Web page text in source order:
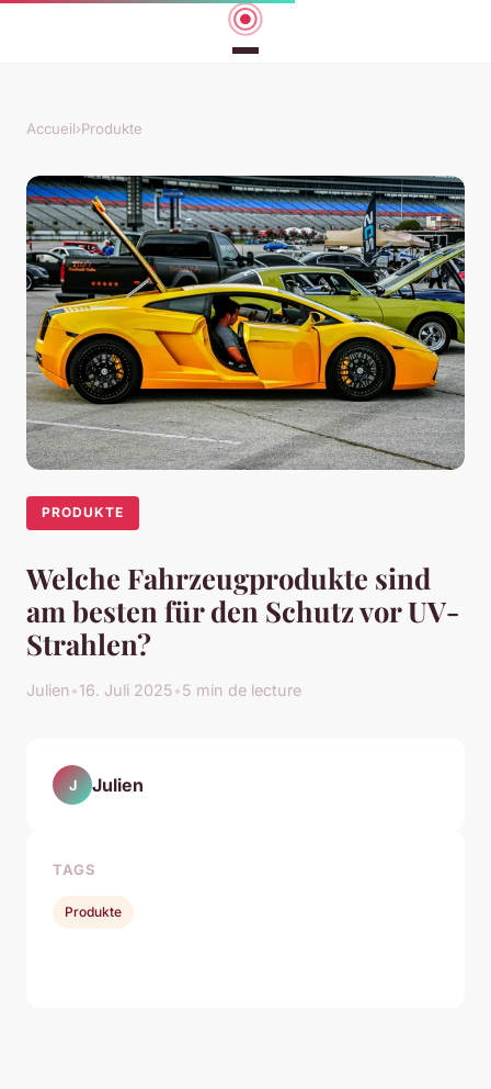
Accueil›Produkte
PRODUKTE
Welche Fahrzeugprodukte sind
am besten für den Schutz vor UV-
Strahlen?
Julien•16. Juli 2025•5 min de lecture
J Julien
TAGS
Produkte